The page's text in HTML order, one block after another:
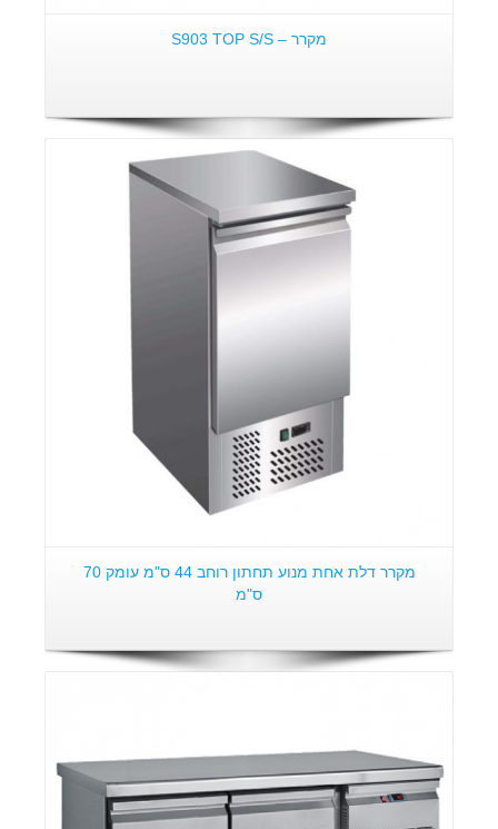
מקרר – S903 TOP S/S
פרטים:
מקרר דלת אחת מנוע תחתון רוחב 44 ס"מ עומק 70
ס"מ